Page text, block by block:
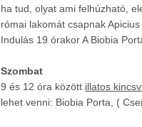
ha tud, olyat ami felhúzható,
római lakomát csapnak
Indulás 19 órakor A Biobia
Szombat
9 és 12 óra között illatos
lehet venni: Biobia Porta, (